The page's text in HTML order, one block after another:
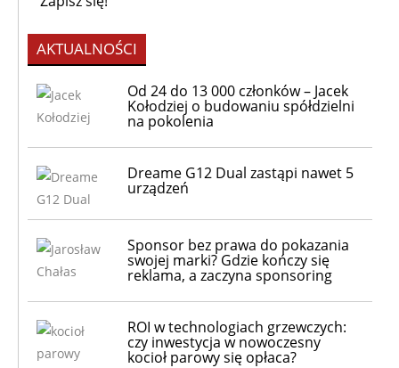
AKTUALNOŚCI
Od 24 do 13 000 członków – Jacek
Kołodziej o budowaniu spółdzielni
na pokolenia
Dreame G12 Dual zastąpi nawet 5
urządzeń
Sponsor bez prawa do pokazania
swojej marki? Gdzie kończy się
reklama, a zaczyna sponsoring
ROI w technologiach grzewczych:
czy inwestycja w nowoczesny
kocioł parowy się opłaca?